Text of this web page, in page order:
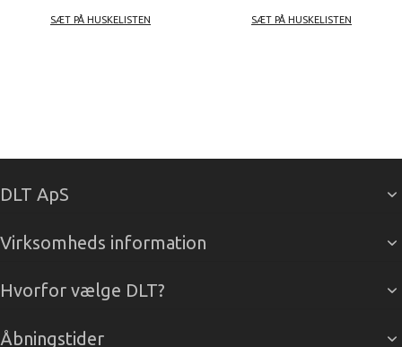
SÆT PÅ HUSKELISTEN SÆT PÅ HUSKELISTEN
DLT ApS
Virksomheds information
Hvorfor vælge DLT?
Åbningstider